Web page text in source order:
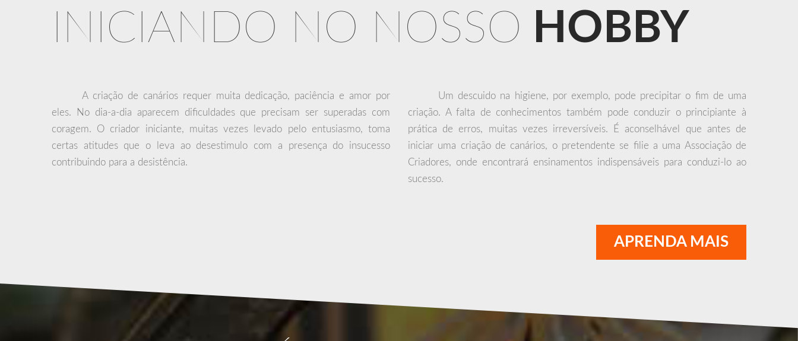
INICIANDO NO NOSSO HOBBY
A criação de canários requer muita dedicação, paciência e amor por
eles. No dia-a-dia aparecem dificuldades que precisam ser superadas com
coragem. O criador iniciante, muitas vezes levado pelo entusiasmo, toma
certas atitudes que o leva ao desestimulo com a presença do insucesso
contribuindo para a desistência.
Um descuido na higiene, por exemplo, pode precipitar o fim de uma
criação. A falta de conhecimentos também pode conduzir o principiante à
prática de erros, muitas vezes irreversíveis. É aconselhável que antes de
iniciar uma criação de canários, o pretendente se filie a uma Associação de
Criadores, onde encontrará ensinamentos indispensáveis para conduzi-lo ao
sucesso.
APRENDA MAIS